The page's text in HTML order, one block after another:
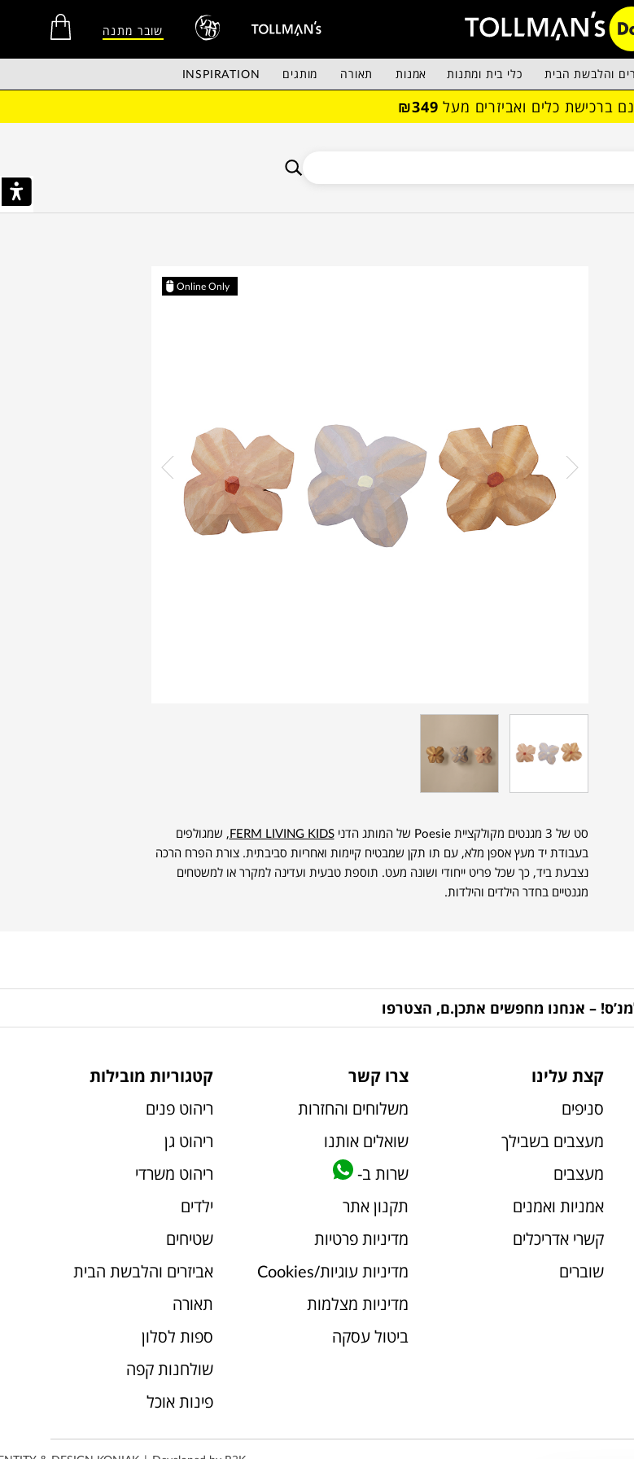
שובר מתנה
והלבשת הבית כלי בית ומתנות אמנות תאורה מותגים INSPIRATION
ברכישת כלים ואביזרים מעל ₪349
Online Only
סט של 3 מגנטים מקולקציית Poesie של המותג הדני FERM LIVING KIDS, שמגולפים
בעבודת יד מעץ אספן מלא, עם תו תקן שמבטיח קיימות ואחריות סביבתית. צורת הפרח הרכה
נצבעת ביד, כך שכל פריט ייחודי ושונה מעט. תוספת טבעית ועדינה למקרר או למשטחים
מגנטיים בחדר הילדים והילדות.
– אנחנו מחפשים אתכן.ם, הצטרפו
קצת עלינו
סניפים
מעצבים בשבילך
מעצבים
אמניות ואמנים
קשרי אדריכלים
שוברים
צרו קשר
משלוחים והחזרות
שואלים אותנו
שרות ב-
תקנון אתר
מדיניות פרטיות
מדיניות עוגיות/Cookies
מדיניות מצלמות
ביטול עסקה
קטגוריות מובילות
ריהוט פנים
ריהוט גן
ריהוט משרדי
ילדים
שטיחים
אביזרים והלבשת הבית
תאורה
ספות לסלון
שולחנות קפה
פינות אוכל